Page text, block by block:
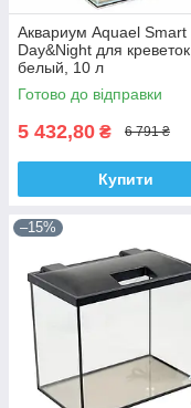
Аквариум Aquael Smart
Day&Night для креветок,
белый, 10 л
Готово до відправки
5 432,80 ₴ 6 791 ₴
Купити
–15%